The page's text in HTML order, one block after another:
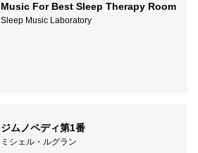
Music For Best Sleep Therapy Room
Sleep Music Laboratory
ジムノペディ第1番
ミシェル・ルグラン